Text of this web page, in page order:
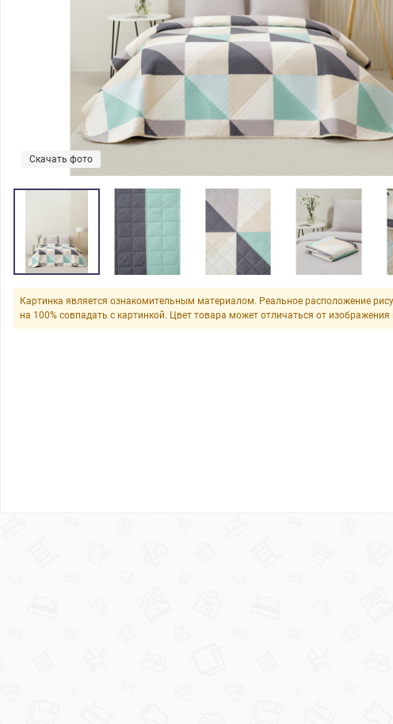
Скачать фото
Картинка является ознакомительным материалом. Реальное расположение
на 100% совпадать с картинкой. Цвет товара может отличаться от изображения